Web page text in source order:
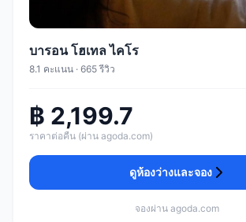
บารอน โฮเทล ไคโร
8.1 คะแนน · 665 รีวิว
฿ 2,199.7
ราคาต่อคืน (ผ่าน agoda.com)
ดูห้องว่างและจอง
จองผ่าน agoda.com